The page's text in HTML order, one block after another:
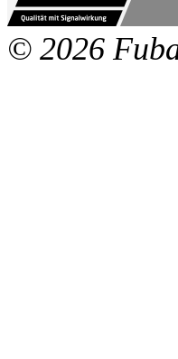
© 2026